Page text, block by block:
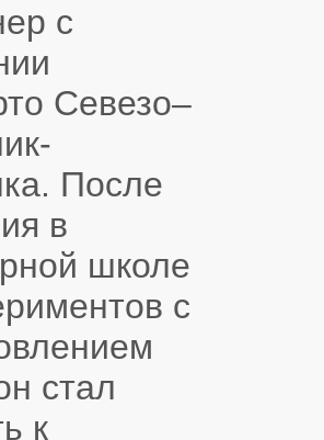
с
Севезо–
После
в
школе
с
стал
к